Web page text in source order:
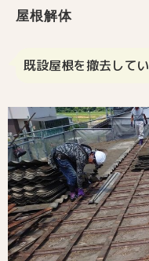
屋根解体
既設屋根を撤去してい